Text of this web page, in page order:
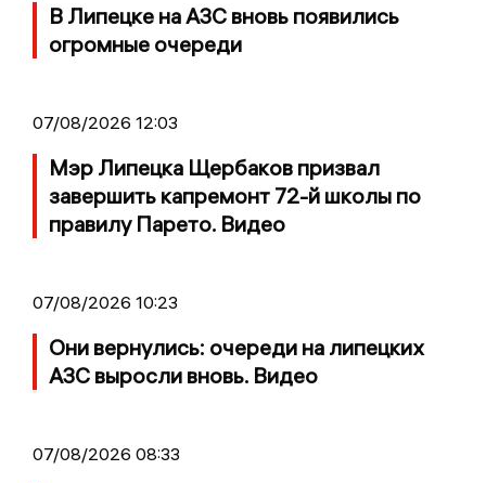
В Липецке на АЗС вновь появились
огромные очереди
07/08/2026 12:03
Мэр Липецка Щербаков призвал
завершить капремонт 72-й школы по
правилу Парето. Видео
07/08/2026 10:23
Они вернулись: очереди на липецких
АЗС выросли вновь. Видео
07/08/2026 08:33